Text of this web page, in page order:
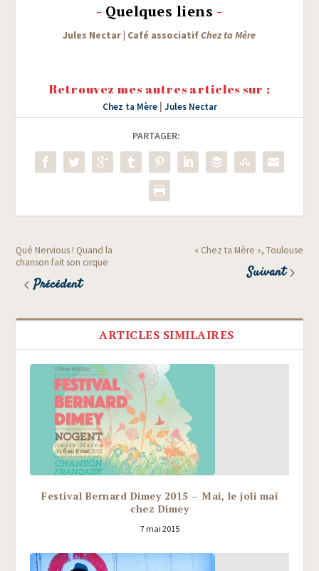
- Quelques liens -
Jules Nec­tar| Café asso­cia­tifChez ta Mère
Retrouvez mes autres articles sur :
Chez ta Mère| Jules Nectar
PARTAGER:
Qué Nervious ! Quand la
chanson fait son cirque
Précédent
« Chez ta Mère », Toulouse
Suivant
ARTICLES SIMILAIRES
Festival Bernard Dimey 2015 – Mai, le joli mai
chez Dimey
7 mai 2015